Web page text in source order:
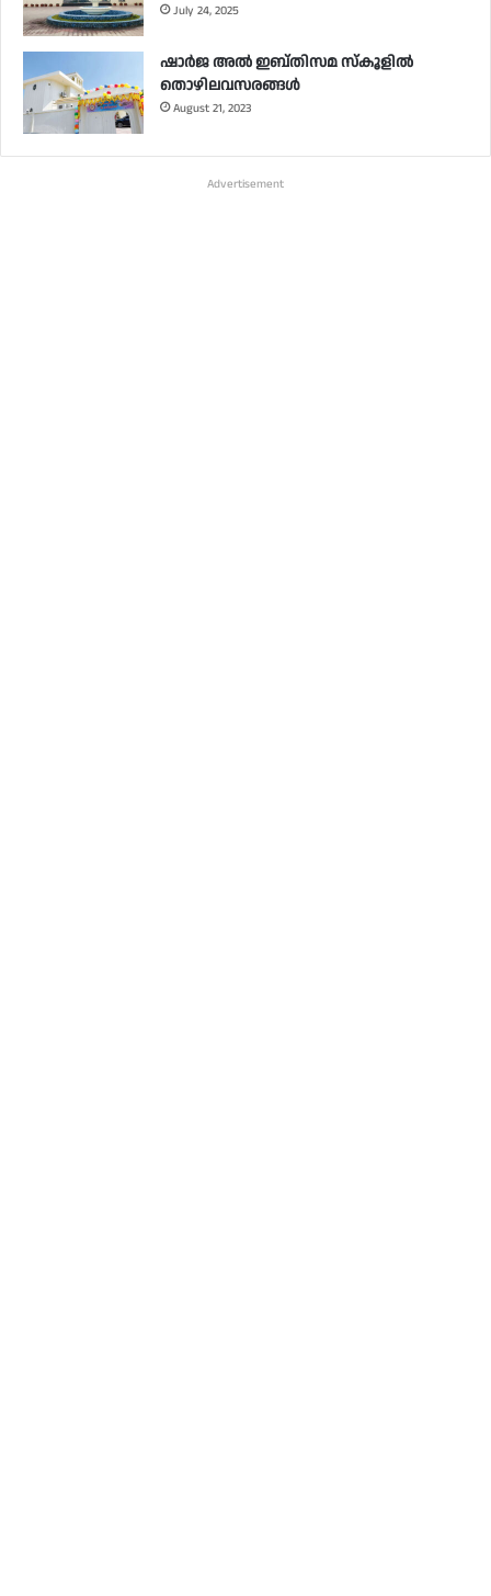
July 24, 2025
ഷാർജ അൽ ഇബ്തിസമ സ്‌കൂളിൽ
തൊഴിലവസരങ്ങൾ
August 21, 2023
Advertisement